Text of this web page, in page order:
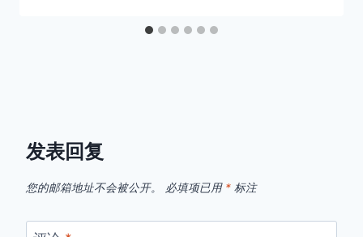
发表回复
您的邮箱地址不会被公开。 必填项已用 * 标注